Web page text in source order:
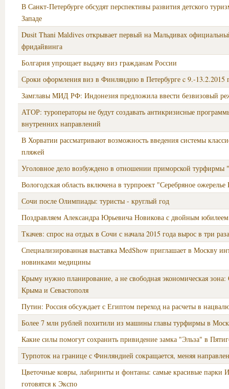
В Санкт-Петербурге обсудят перспективы развития детского
Западе
Dusit Thani Maldives открывает первый на Мальдивах
фридайвинга
Болгария упрощает выдачу виз гражданам России
Сроки оформления виз в Финляндию в Петербурге c 9.-13.2.2015
Замглавы МИД РФ: Индонезия предложила ввести безвизовый
АТОР: туроператоры не будут создавать антикризисные
внутренних направлений
В Хорватии рассматривают возможность введения системы
пляжей
Уголовное дело возбуждено в отношении приморской турфирмы
Вологодская область включена в турпроект "Серебряное
Сочи после Олимпиады: туристы - круглый год
Поздравляем Александра Юрьевича Новикова с двойным
Ткачев: спрос на отдых в Сочи с начала 2015 года вырос в три раза
Специализированная выставка MedShow приглашает в Москву
новинками медицины
Крыму нужно планирование, а не свободная экономическая зона:
Крыма и Севастополя
Путин: Россия обсуждает с Египтом переход на расчеты в
Более 7 млн рублей похитили из машины главы турфирмы в
Какие силы помогут сохранить привидение замка "Эльза" в
Турпоток на границе с Финляндией сокращается, меняя
Цветочные ковры, лабиринты и фонтаны: самые красивые парки
готовятся к Экспо